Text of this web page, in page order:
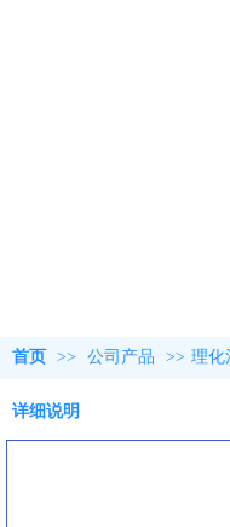
首页 >> 公司产品 >> 理化
详细说明